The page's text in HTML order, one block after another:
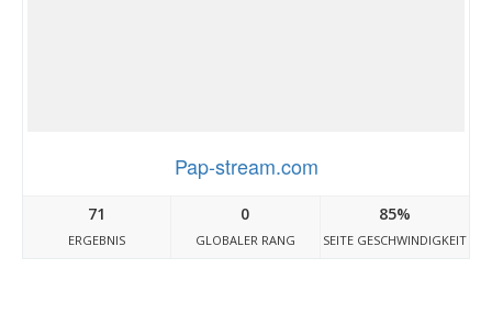
Pap-stream.com
71
ERGEBNIS
0
GLOBALER RANG
85%
SEITE GESCHWINDIGKEIT